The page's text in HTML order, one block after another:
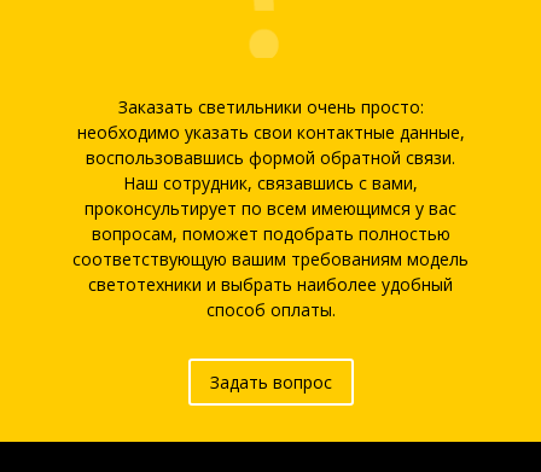
Заказать светильники очень просто:
необходимо указать свои контактные данные,
воспользовавшись формой обратной связи.
Наш сотрудник, связавшись с вами,
проконсультирует по всем имеющимся у вас
вопросам, поможет подобрать полностью
соответствующую вашим требованиям модель
светотехники и выбрать наиболее удобный
способ оплаты.
Задать вопрос